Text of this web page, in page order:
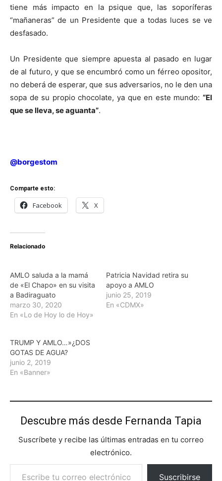
tiene más impacto en la psique que, las soporíferas
“mañaneras” de un Presidente que a todas luces se ve
desfasado.
Un Presidente que siempre apuesta al pasado en lugar
de al futuro, y que se encumbró como un férreo opositor,
no deberá de esperar, que sus adversarios, no le den una
sopa de su propio chocolate, ya que en este mundo: “El
que se lleva, se aguanta”.
@borgestom
Comparte esto:
Facebook X
Relacionado
AMLO saluda a la mamá
de «El Chapo» en su visita
a Badiraguato
marzo 30, 2020
En «Lo de Hoy lo de Hoy»
Patricia Navidad retira su
apoyo a AMLO
junio 25, 2019
En «CDMX»
TRUMP Y AMLO…»¿DOS
GOTAS DE AGUA?
junio 2, 2019
En «Banner»
Descubre más desde Fernanda Tapia
Suscríbete y recibe las últimas entradas en tu correo
electrónico.
Escribe tu correo electrónico…
Suscribirse